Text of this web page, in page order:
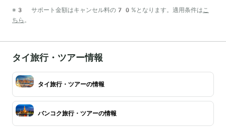
※3 サポート金額はキャンセル料の70%となります。適用条件は こ
ちら 。
タイ旅行・ツアー情報
タイ旅行・ツアーの情報
バンコク旅行・ツアーの情報